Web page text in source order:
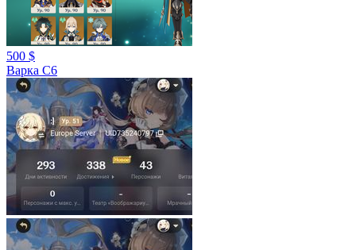
500 $
Варка С6